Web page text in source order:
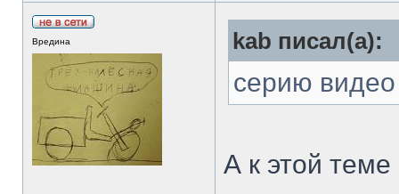
Вредина kab писал(а):
серию
А к этой